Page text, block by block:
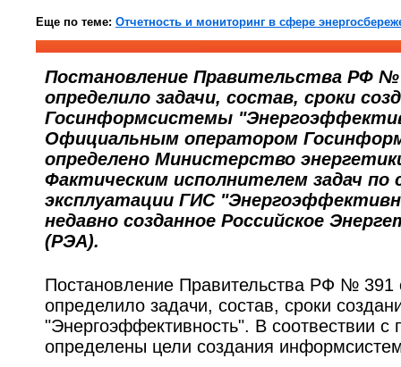
Еще по теме: Отчетность и мониторинг в сфере
Постановление Правительства РФ №
определило задачи, состав, сроки
Госинформсистемы
Официальным оператором
определено Министерство
Фактическим исполнителем задач по
эксплуатации ГИС
недавно созданное Российское
(РЭА).
Постановление Правительства РФ № 391
определило задачи, состав, сроки
"Энергоэффективность". В соотвествии
определены цели создания